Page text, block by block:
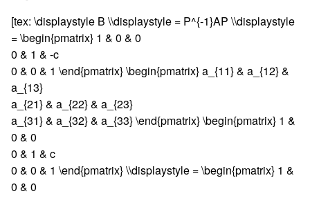
[tex: \displaystyle B \\displaystyle = P^{-1}AP \\displaystyle
= \begin{pmatrix} 1 & 0 & 0
0 & 1 & -c
0 & 0 & 1 \end{pmatrix} \begin{pmatrix} a_{11} & a_{12} &
a_{13}
a_{21} & a_{22} & a_{23}
a_{31} & a_{32} & a_{33} \end{pmatrix} \begin{pmatrix} 1 &
0 & 0
0 & 1 & c
0 & 0 & 1 \end{pmatrix} \\displaystyle = \begin{pmatrix} 1 &
0 & 0